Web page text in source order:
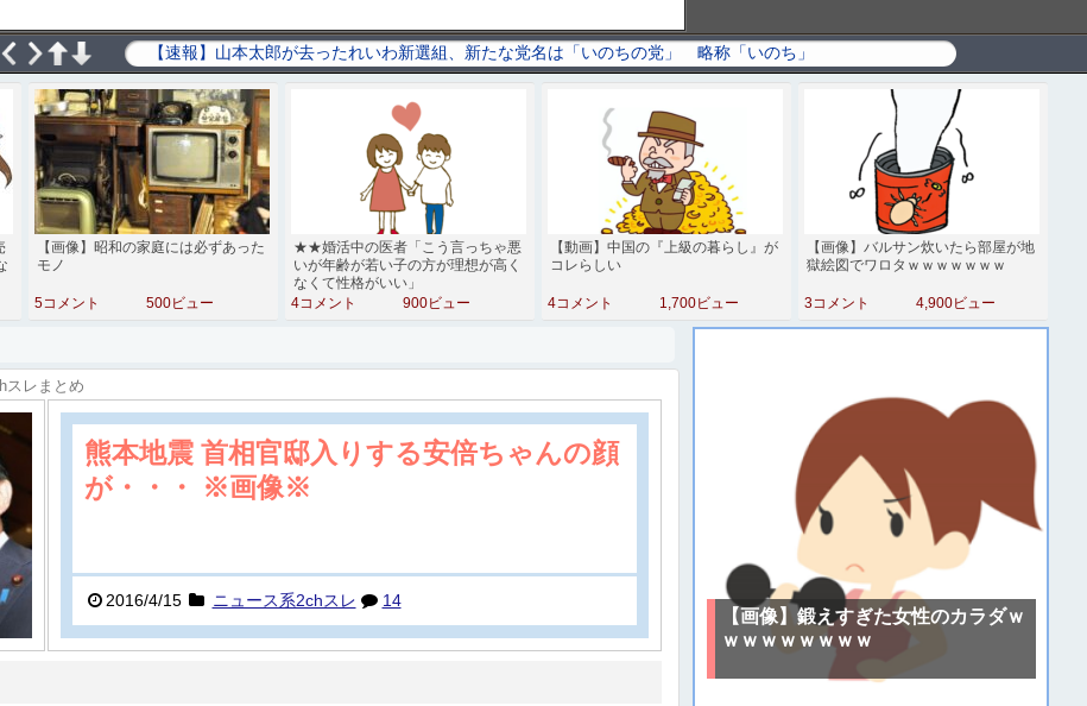
【画像】昭和の家庭には必ずあった
モノ
5コメント 500ビュー
★★婚活中の医者「こう言っちゃ悪
いが年齢が若い子の方が理想が高く
なくて性格がいい」
4コメント
900ビュー
【動画】中国の『上級の暮らし』が
コレらしい
4コメント 1,700ビュー
【画像】バルサン炊いたら部屋が地
獄絵図でワロタｗｗｗｗｗｗｗ
3コメント 4,900ビュー
スレまとめ
熊本地震 首相官邸入りする安倍ちゃんの顔
が・・・ ※画像※
2016/4/15 ニュース系2chスレ 14
【画像】鍛えすぎた女性のカラダｗ
ｗｗｗｗｗｗｗｗ